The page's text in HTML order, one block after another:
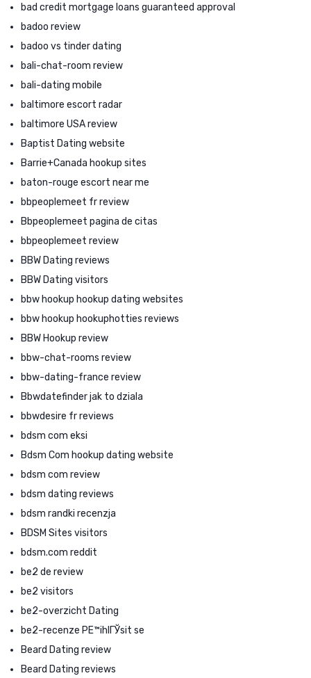
bad credit mortgage loans guaranteed approval
badoo review
badoo vs tinder dating
bali-chat-room review
bali-dating mobile
baltimore escort radar
baltimore USA review
Baptist Dating website
Barrie+Canada hookup sites
baton-rouge escort near me
bbpeoplemeet fr review
Bbpeoplemeet pagina de citas
bbpeoplemeet review
BBW Dating reviews
BBW Dating visitors
bbw hookup hookup dating websites
bbw hookup hookuphotties reviews
BBW Hookup review
bbw-chat-rooms review
bbw-dating-france review
Bbwdatefinder jak to dziala
bbwdesire fr reviews
bdsm com eksi
Bdsm Com hookup dating website
bdsm com review
bdsm dating reviews
bdsm randki recenzja
BDSM Sites visitors
bdsm.com reddit
be2 de review
be2 visitors
be2-overzicht Dating
be2-recenze PЕ™ihlГЎsit se
Beard Dating review
Beard Dating reviews